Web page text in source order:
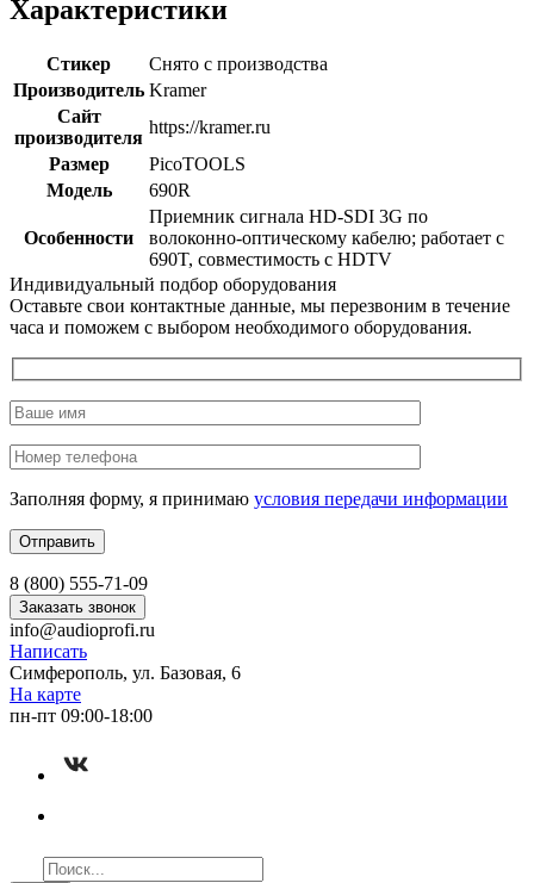
Характеристики
Стикер
Снято с производства
Производитель Kramer
Сайт
производителя
https://kramer.ru
Размер
PicoTOOLS
Модель
690R
Особенности
Приемник сигнала HD-SDI 3G по
волоконно-оптическому кабелю; работает с
690T, совместимость с HDTV
Индивидуальный подбор оборудования
Оставьте свои контактные данные, мы перезвоним в течение
часа и поможем с выбором необходимого оборудования.
Заполняя форму, я принимаю условия передачи информации
8 (800) 555-71-09
Заказать звонок
info@audioprofi.ru
Написать
Симферополь, ул. Базовая, 6
На карте
пн-пт 09:00-18:00